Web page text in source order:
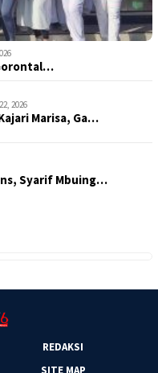
2026
Marisa, Ga…
Syarif Mbuing…
REDAKSI